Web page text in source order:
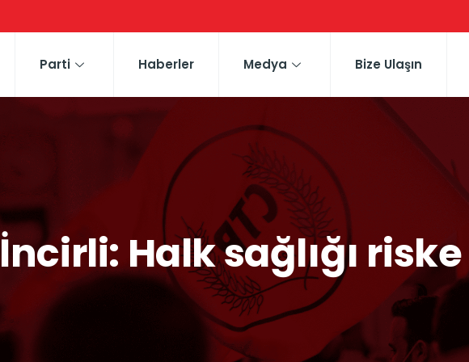
Parti Haberler Medya Bize Ulaşın
İncirli: Halk sağlığı